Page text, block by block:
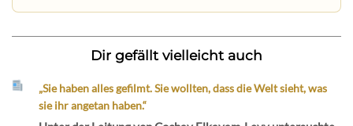
Dir gefällt vielleicht auch
„Sie haben alles gefilmt. Sie wollten, dass die Welt sieht, was
sie ihr angetan haben.“